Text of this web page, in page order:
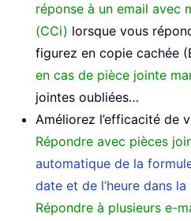
réponse à un email avec
(CCi) lorsque vous
figurez en copie cachée
en cas de pièce jointe
jointes oubliées…
Améliorez l’efficacité de
Répondre avec pièces
automatique de la
date et de l’heure dans
Répondre à plusieurs e-